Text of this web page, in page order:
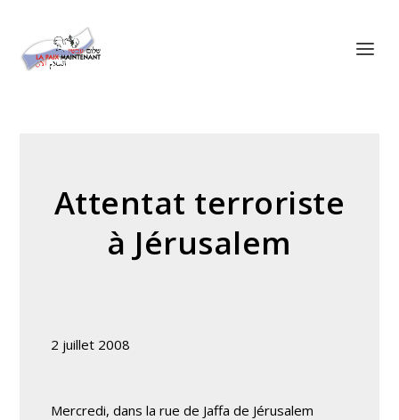
Attentat terroriste
à Jérusalem
2 juillet 2008
Mercredi, dans la rue de Jaffa de Jérusalem